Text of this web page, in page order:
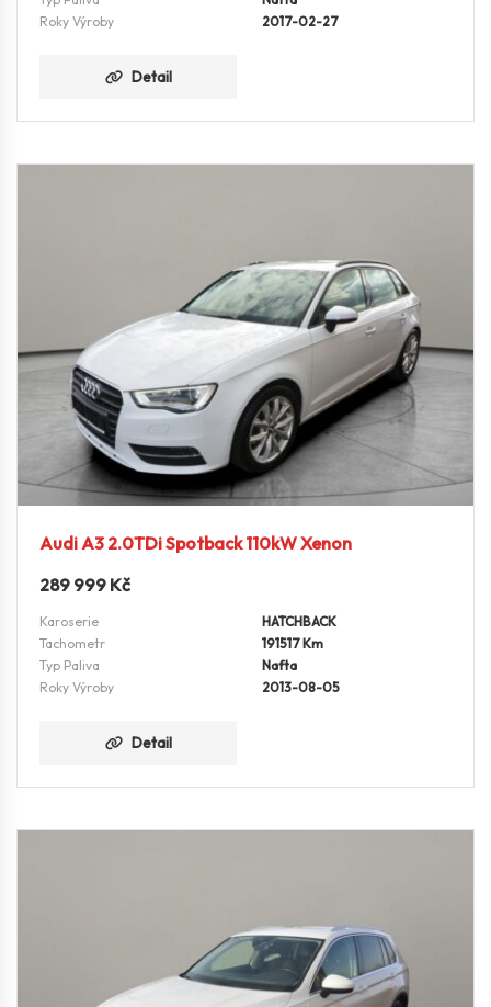
Roky Výroby
2017-02-27
Detail
Audi A3 2.0TDi Spotback 110kW Xenon
289 999 Kč
Karoserie
HATCHBACK
Tachometr
191517 Km
Typ Paliva
Nafta
Roky Výroby
2013-08-05
Detail